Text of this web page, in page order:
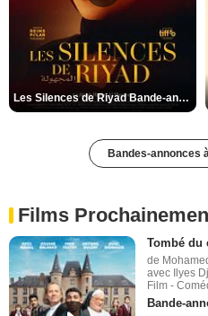
Les Silences de Riyad Bande-annonce VO STFR
Bandes-annonces
Films
Tombé du
de
avec Ilyes
Film -
Bande-